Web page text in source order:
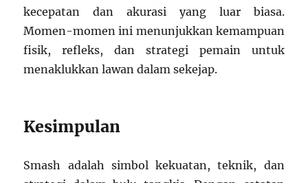
kecepatan dan akurasi yang luar biasa.
Momen-momen ini menunjukkan kemampuan
fisik, refleks, dan strategi pemain untuk
menaklukkan lawan dalam sekejap.
Kesimpulan
Smash adalah simbol kekuatan, teknik, dan